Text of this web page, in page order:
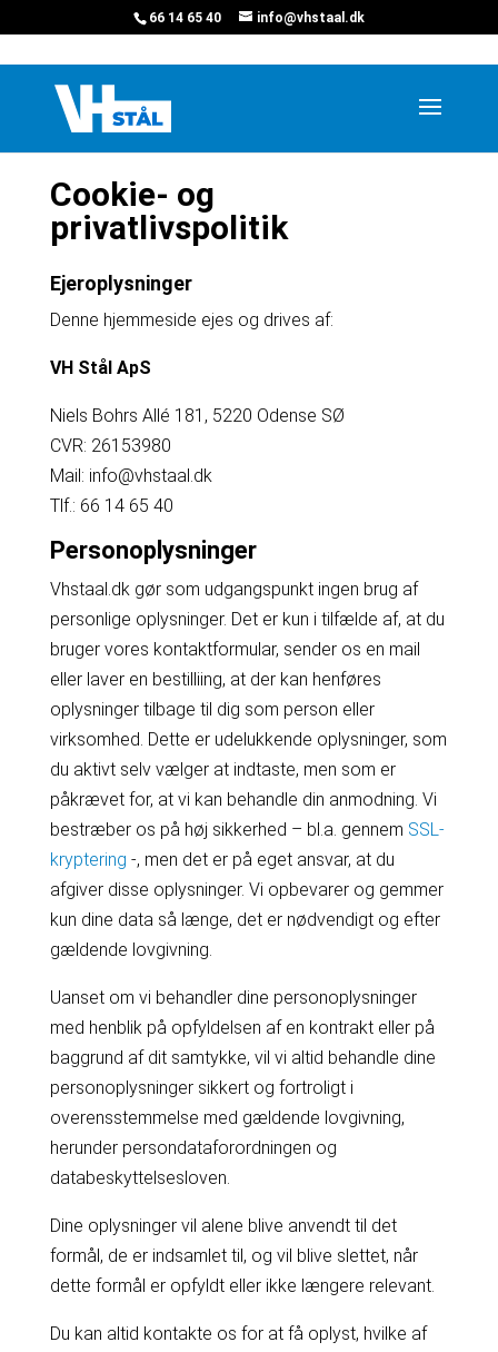
66 14 65 40 info@vhstaal.dk
Cookie- og
privatlivspolitik
Ejeroplysninger
Denne hjemmeside ejes og drives af:
VH Stål ApS
Niels Bohrs Allé 181, 5220 Odense SØ
CVR: 26153980
Mail: info@vhstaal.dk
Tlf.: 66 14 65 40
Personoplysninger
Vhstaal.dk gør som udgangspunkt ingen brug af
personlige oplysninger. Det er kun i tilfælde af, at du
bruger vores kontaktformular, sender os en mail
eller laver en bestilliing, at der kan henføres
oplysninger tilbage til dig som person eller
virksomhed. Dette er udelukkende oplysninger, som
du aktivt selv vælger at indtaste, men som er
påkrævet for, at vi kan behandle din anmodning. Vi
bestræber os på høj sikkerhed – bl.a. gennem SSL-
kryptering -, men det er på eget ansvar, at du
afgiver disse oplysninger. Vi opbevarer og gemmer
kun dine data så længe, det er nødvendigt og efter
gældende lovgivning.
Uanset om vi behandler dine personoplysninger
med henblik på opfyldelsen af en kontrakt eller på
baggrund af dit samtykke, vil vi altid behandle dine
personoplysninger sikkert og fortroligt i
overensstemmelse med gældende lovgivning,
herunder persondataforordningen og
databeskyttelsesloven.
Dine oplysninger vil alene blive anvendt til det
formål, de er indsamlet til, og vil blive slettet, når
dette formål er opfyldt eller ikke længere relevant.
Du kan altid kontakte os for at få oplyst, hvilke af